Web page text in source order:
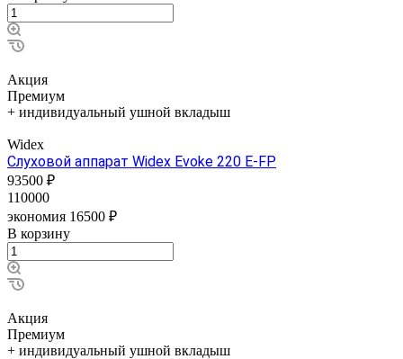
Акция
Премиум
+ индивидуальный ушной вкладыш
Widex
Слуховой аппарат Widex Evoke 220 E-FP
93500 ₽
110000
экономия 16500 ₽
В корзину
Акция
Премиум
+ индивидуальный ушной вкладыш